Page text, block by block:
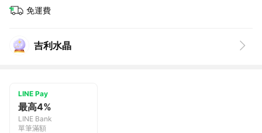
免運費
吉利水晶
LINE Pay
最高4%
LINE Bank
單筆滿額